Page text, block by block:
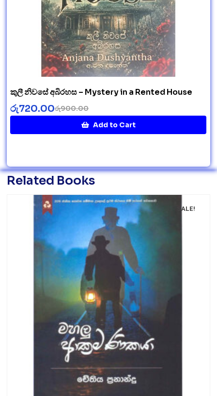
කුලී නිවසේ අබිරහස – Mystery in a Rented House
රු900.00
රු720.00
Add to Cart
Related Books
SALE!